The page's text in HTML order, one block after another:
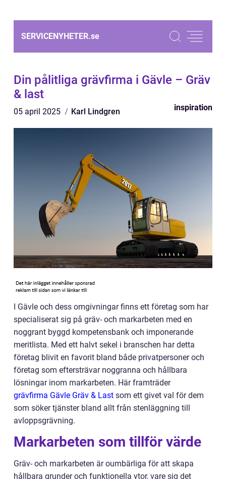
SERVICENYHETER.se
Din pålitliga grävfirma i Gävle – Gräv
& last
05 april 2025 Karl Lindgren inspiration
I Gävle och dess omgivningar finns ett företag som har
specialiserat sig på gräv- och markarbeten med en
noggrant byggd kompetensbank och imponerande
meritlista. Med ett halvt sekel i branschen har detta
företag blivit en favorit bland både privatpersoner och
företag som eftersträvar noggranna och hållbara
lösningar inom markarbeten. Här framträder
grävfirma Gävle Gräv & Last som ett givet val för dem
som söker tjänster bland allt från stenläggning till
avloppsgrävning.
Markarbeten som tillför värde
Gräv- och markarbeten är oumbärliga för att skapa
hållbara grunder och funktionella ytor, vare sig det